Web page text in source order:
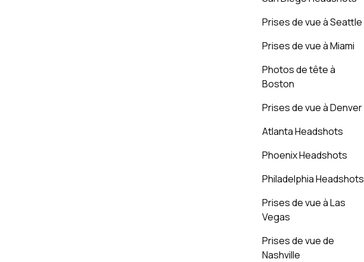
Prises de vue à Seattle
Prises de vue à Miami
Photos de tête à
Boston
Prises de vue à Denver
Atlanta Headshots
Phoenix Headshots
Philadelphia Headshots
Prises de vue à Las
Vegas
Prises de vue de
Nashville